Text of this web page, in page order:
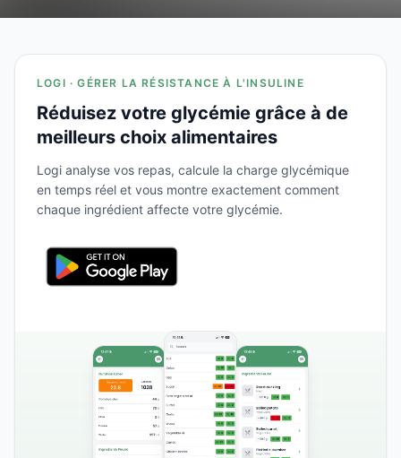
LOGI · GÉRER LA RÉSISTANCE À L'INSULINE
Réduisez votre glycémie grâce à de
meilleurs choix alimentaires
Logi analyse vos repas, calcule la charge glycémique
en temps réel et vous montre exactement comment
chaque ingrédient affecte votre glycémie.